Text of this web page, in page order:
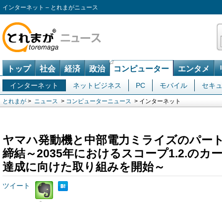
インターネット – とれまがニュース
トップ 社会 経済 政治 コンピューター エンタメ
インターネット ネットビジネス PC モバイル セキ
とれまが > ニュース > コンピューターニュース > インターネット
ヤマハ発動機と中部電力ミライズのパー
締結～2035年におけるスコープ1.2.のカ
達成に向けた取り組みを開始～
ツイート